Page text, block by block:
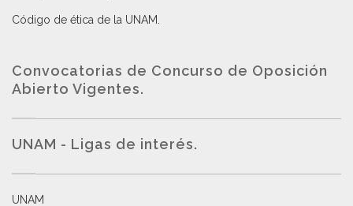
Código de ética de la UNAM
Convocatorias de Concurso de Oposición
Abierto Vigentes.
UNAM - Ligas de interés.
UNAM